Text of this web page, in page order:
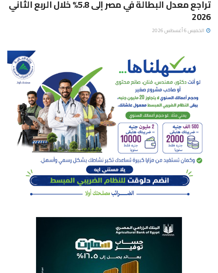
تراجع معدل البطالة في مصر إلى 5.8% خلال الربع الثاني
2026
الخميس 6 أغسطس 2026